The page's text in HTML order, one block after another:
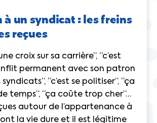
un syndicat : les freins
reçues
croix sur sa carrière”, “c’est
permanent avec son patron
“c’est se politiser”, “ça
temps”, “ça coûte trop cher”…
autour de l’appartenance à
la vie dure et il est légitime